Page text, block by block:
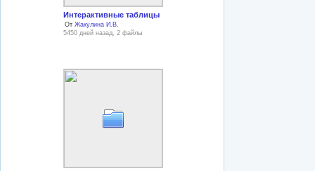
Интерактивные таблицы
От Жакулина И.В.
5450 дней назад, 2 файлы